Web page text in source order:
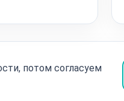
потом согласуем